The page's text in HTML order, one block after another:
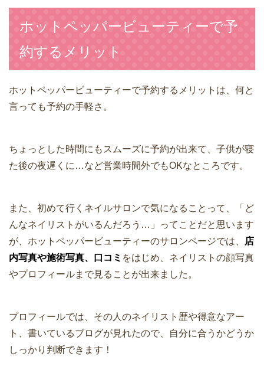
ホットペッパービューティーで予
約するメリット
ホットペッパービューティーで予約するメリットは、何と
言っても予約の手軽さ。
ちょっとした時間にもスムーズに予約が出来て、子供が寝
た後の夜遅くに…など営業時間外でもOKなところです。
また、初めて行くネイルサロンで気になることって、「ど
んなネイリストがいるんだろう…」ってことだと思います
が、ホットペッパービューティーのサロンページでは、
店
内写真や施術写真、口コミ をはじめ、ネイリストの顔写真
やプロフィールまで見ることが出来ました。
プロフィールでは、その人のネイリスト歴や得意なアー
ト、書いているブログが見れたので、自分に合うかどうか
しっかり判断できます！